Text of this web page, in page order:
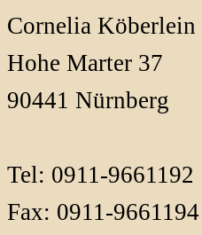
Cornelia Köberlein
Hohe Marter 37
90441 Nürnberg
Tel: 0911-9661192
Fax: 0911-9661194